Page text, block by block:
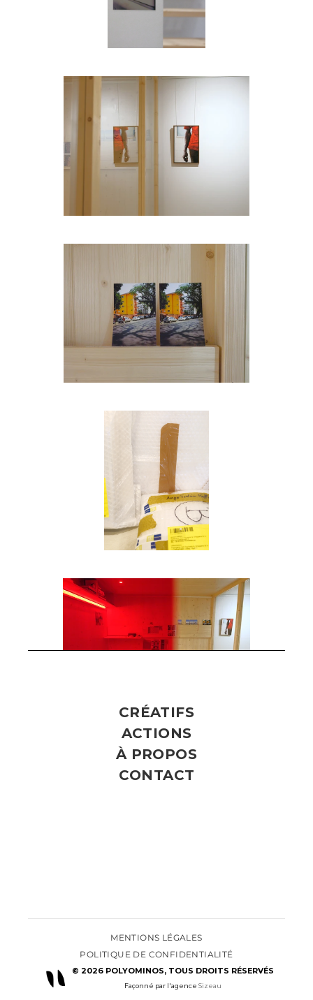
CRÉATIFS
ACTIONS
À PROPOS
CONTACT
© 2026 POLYOMINOS, TOUS DROITS RÉSERVÉS
Façonné par l'agence Sizeau
MENTIONS LÉGALES
POLITIQUE DE CONFIDENTIALITÉ